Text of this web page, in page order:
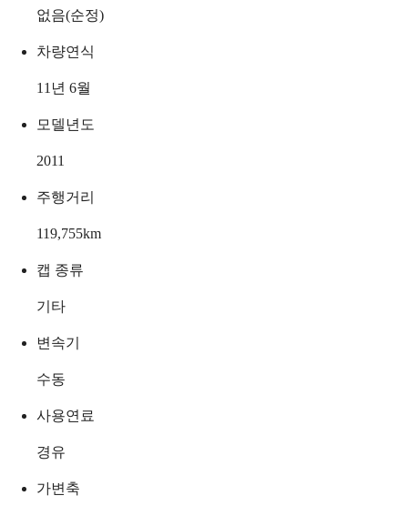
없음(순정)
차량연식
11년 6월
모델년도
2011
주행거리
119,755km
캡 종류
기타
변속기
수동
사용연료
경유
가변축